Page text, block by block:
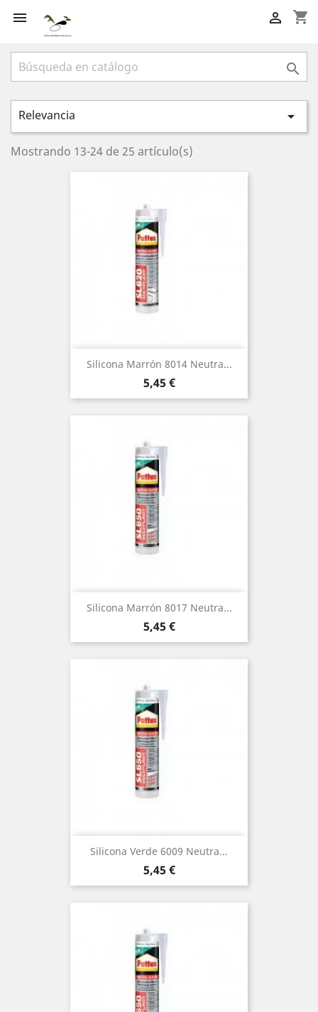
 shopping_cart


Relevancia 
Mostrando 13-24 de 25 artículo(s)
Silicona Marrón 8014 Neutra...
Precio
5,45 €
Silicona Marrón 8017 Neutra...
Precio
5,45 €
Silicona Verde 6009 Neutra...
Precio
5,45 €